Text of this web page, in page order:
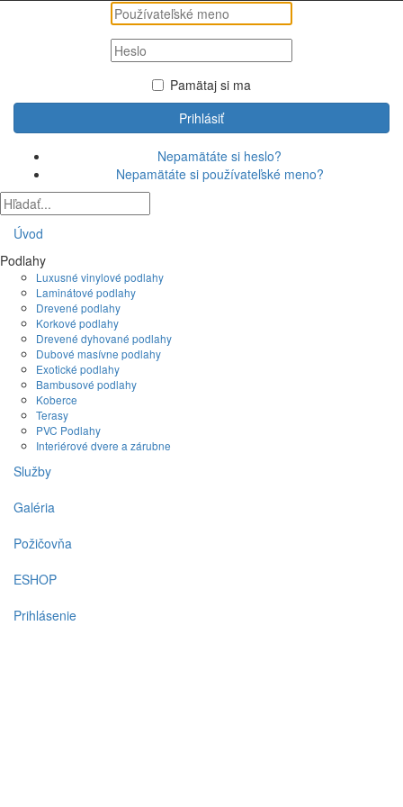
Pamätaj si ma
Prihlásiť
Nepamätáte si heslo?
Nepamätáte si používateľské meno?
Úvod
Podlahy
Luxusné vinylové podlahy
Laminátové podlahy
Drevené podlahy
Korkové podlahy
Drevené dyhované podlahy
Dubové masívne podlahy
Exotické podlahy
Bambusové podlahy
Koberce
Terasy
PVC Podlahy
Interiérové dvere a zárubne
Služby
Galéria
Požičovňa
ESHOP
Prihlásenie